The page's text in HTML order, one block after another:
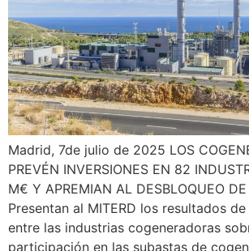
Madrid, 7de julio de 2025 LOS
PREVÉN INVERSIONES EN 82
M€ Y APREMIAN AL DESBLOQUEO
Presentan al MITERD los resultados
entre las industrias cogeneradoras
participación en las subastas de